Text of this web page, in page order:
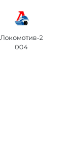
Локомотив-2
004